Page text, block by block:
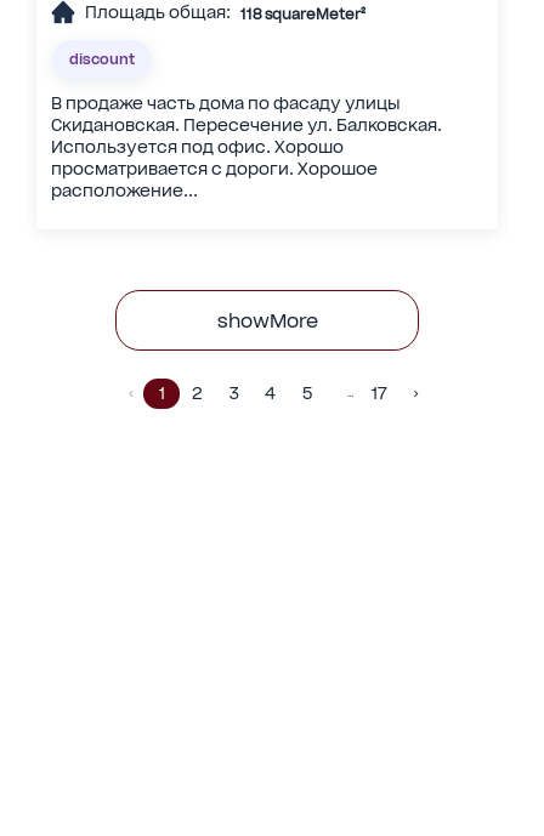
Площадь общая: 118 squareMeter²
discount
В продаже часть дома по фасаду улицы
Скидановская. Пересечение ул. Балковская.
Используется под офис. Хорошо
просматривается с дороги. Хорошое
расположение...
showMore
1 2 3 4 5 … 17